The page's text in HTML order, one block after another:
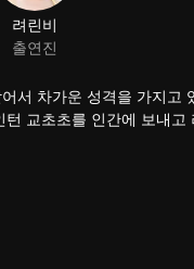
려린비
출연진
서 차가운 성격을 가지
무우의 안정된 생활을 어